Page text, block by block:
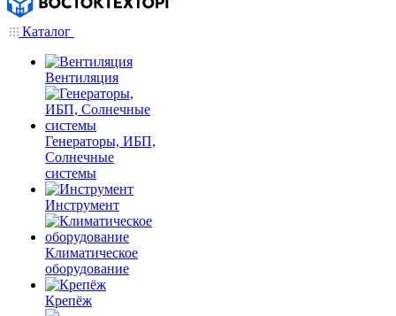
Каталог
Вентиляция
Генераторы, ИБП,
Солнечные
системы
Инструмент
Климатическое
оборудование
Крепёж